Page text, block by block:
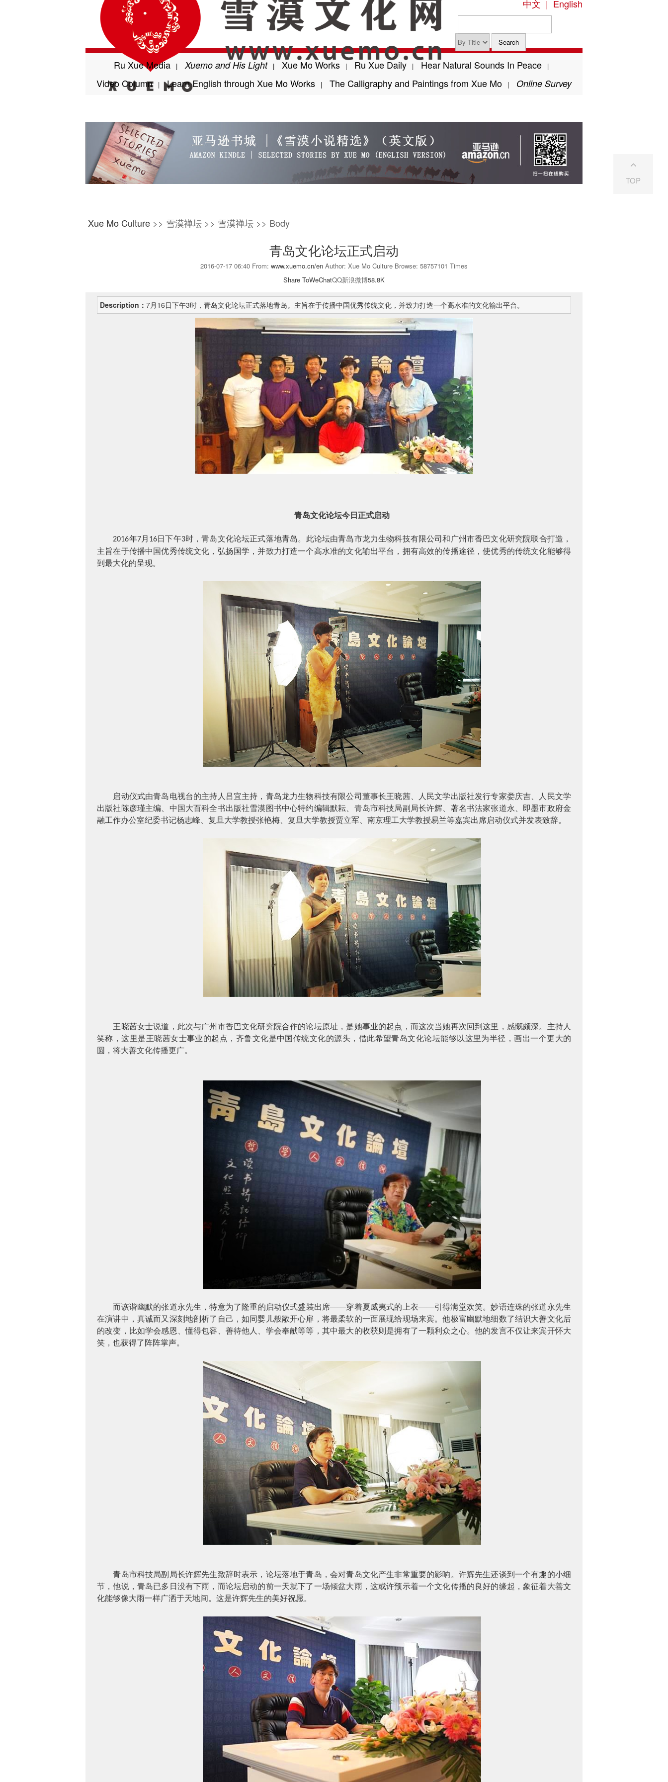
中文 | English
Ru Xue Media | Xuemo and His Light | Xue Mo Works | Ru Xue Daily | Hear Natural Sounds In Peace |
Video Column | Learn English through Xue Mo Works | The Calligraphy and Paintings from Xue Mo | Online Survey
Xue Mo Culture >> 雪漠禅坛 >> 雪漠禅坛 >> Body
青岛文化论坛正式启动
2016-07-17 06:40 From: www.xuemo.cn/en Author: Xue Mo Culture Browse: 58757101 Times
Share ToWeChatQQ新浪微博58.8K
Description： 7月16日下午3时，青岛文化论坛正式落地青岛。主旨在于传播中国优秀传统文化，并致力打造一个高水准的文化输出平台。
青岛文化论坛今日正式启动
2016年7月 16日下午3时，青岛文化论坛正式落地青岛。此论坛由青岛市龙力生物科技有限公司和广州市香巴文化研究院联合打造，
主旨在于传播中国优秀传统文化，弘扬国学，并致力打造一个高水准的文化输出平台，拥有高效的传播途径，使优秀的传统文化能够得
到最大化的呈现。
启动仪式由青岛电视台的主持人吕宜主持，青岛龙力生物科技有限公司董事长王晓茜、人民文学出版社发行专家娄庆吉、人民文学
出版社陈彦瑾主编、中国大百科全书出版社雪漠图书中心特约编辑默耘、青岛市科技局副局长许辉、著名书法家张道永、即墨市政府金
融工作办公室纪委书记杨志峰、复旦大学教授张艳梅、复旦大学教授贾立军、南京理工大学教授易兰等嘉宾出席启动仪式并发表致辞。
王晓茜女士说道，此次与广州市香巴文化研究院合作的论坛原址，是她事业的起点，而这次当她再次回到这里，感慨颇深。主持人
笑称，这里是王晓茜女士事业的起点，齐鲁文化是中国传统文化的源头，借此希望青岛文化论坛能够以这里为半径，画出一个更大的
圆，将大善文化传播更广。
而诙谐幽默的张道永先生，特意为了隆重的启动仪式盛装出席——穿着夏威夷式的上衣——引得满堂欢笑。妙语连珠的张道永先生
在演讲中，真诚而又深刻地剖析了自己，如同婴儿般敞开心扉，将最柔软的一面展现给现场来宾。他极富幽默地细数了结识大善文化后
的改变，比如学会感恩、懂得包容、善待他人、学会奉献等等，其中最大的收获则是拥有了一颗利众之心。他的发言不仅让来宾开怀大
笑，也获得了阵阵掌声。
青岛市科技局副局长许辉先生致辞时表示，论坛落地于青岛，会对青岛文化产生非常重要的影响。许辉先生还谈到一个有趣的小细
节，他说，青岛已多日没有下雨，而论坛启动的前一天就下了一场倾盆大雨，这或许预示着一个文化传播的良好的缘起，象征着大善文
化能够像大雨一样广洒于天地间。这是许辉先生的美好祝愿。
TOP